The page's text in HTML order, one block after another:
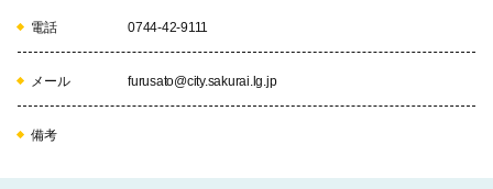
医療または福祉の充実に関する事業
医療または福祉の充実、地域の課題解決に活用させていただきま
電話 0744-42-9111
メール furusato@city.sakurai.lg.jp
備考